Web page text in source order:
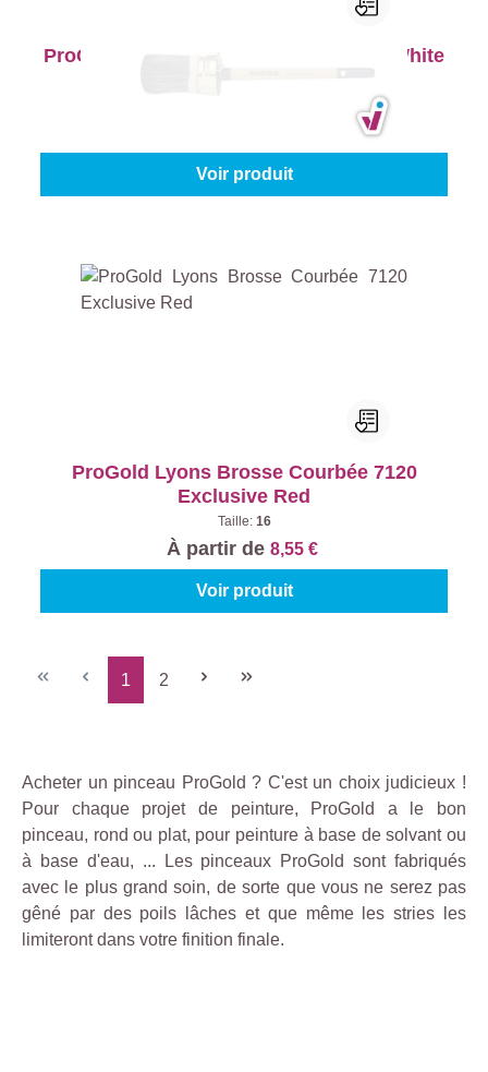
ProGold Brosse Oval 7770 Exclusive White
Voir produit
ProGold Lyons Brosse Courbée 7120
Exclusive Red
Taille: 16
À partir de 8,55 €
Voir produit
Page
1
Page
2
Acheter un pinceau ProGold ? C'est un choix judicieux !
Pour chaque projet de peinture, ProGold a le bon
pinceau, rond ou plat, pour peinture à base de solvant ou
à base d'eau, ... Les pinceaux ProGold sont fabriqués
avec le plus grand soin, de sorte que vous ne serez pas
gêné par des poils lâches et que même les stries les
limiteront dans votre finition finale.